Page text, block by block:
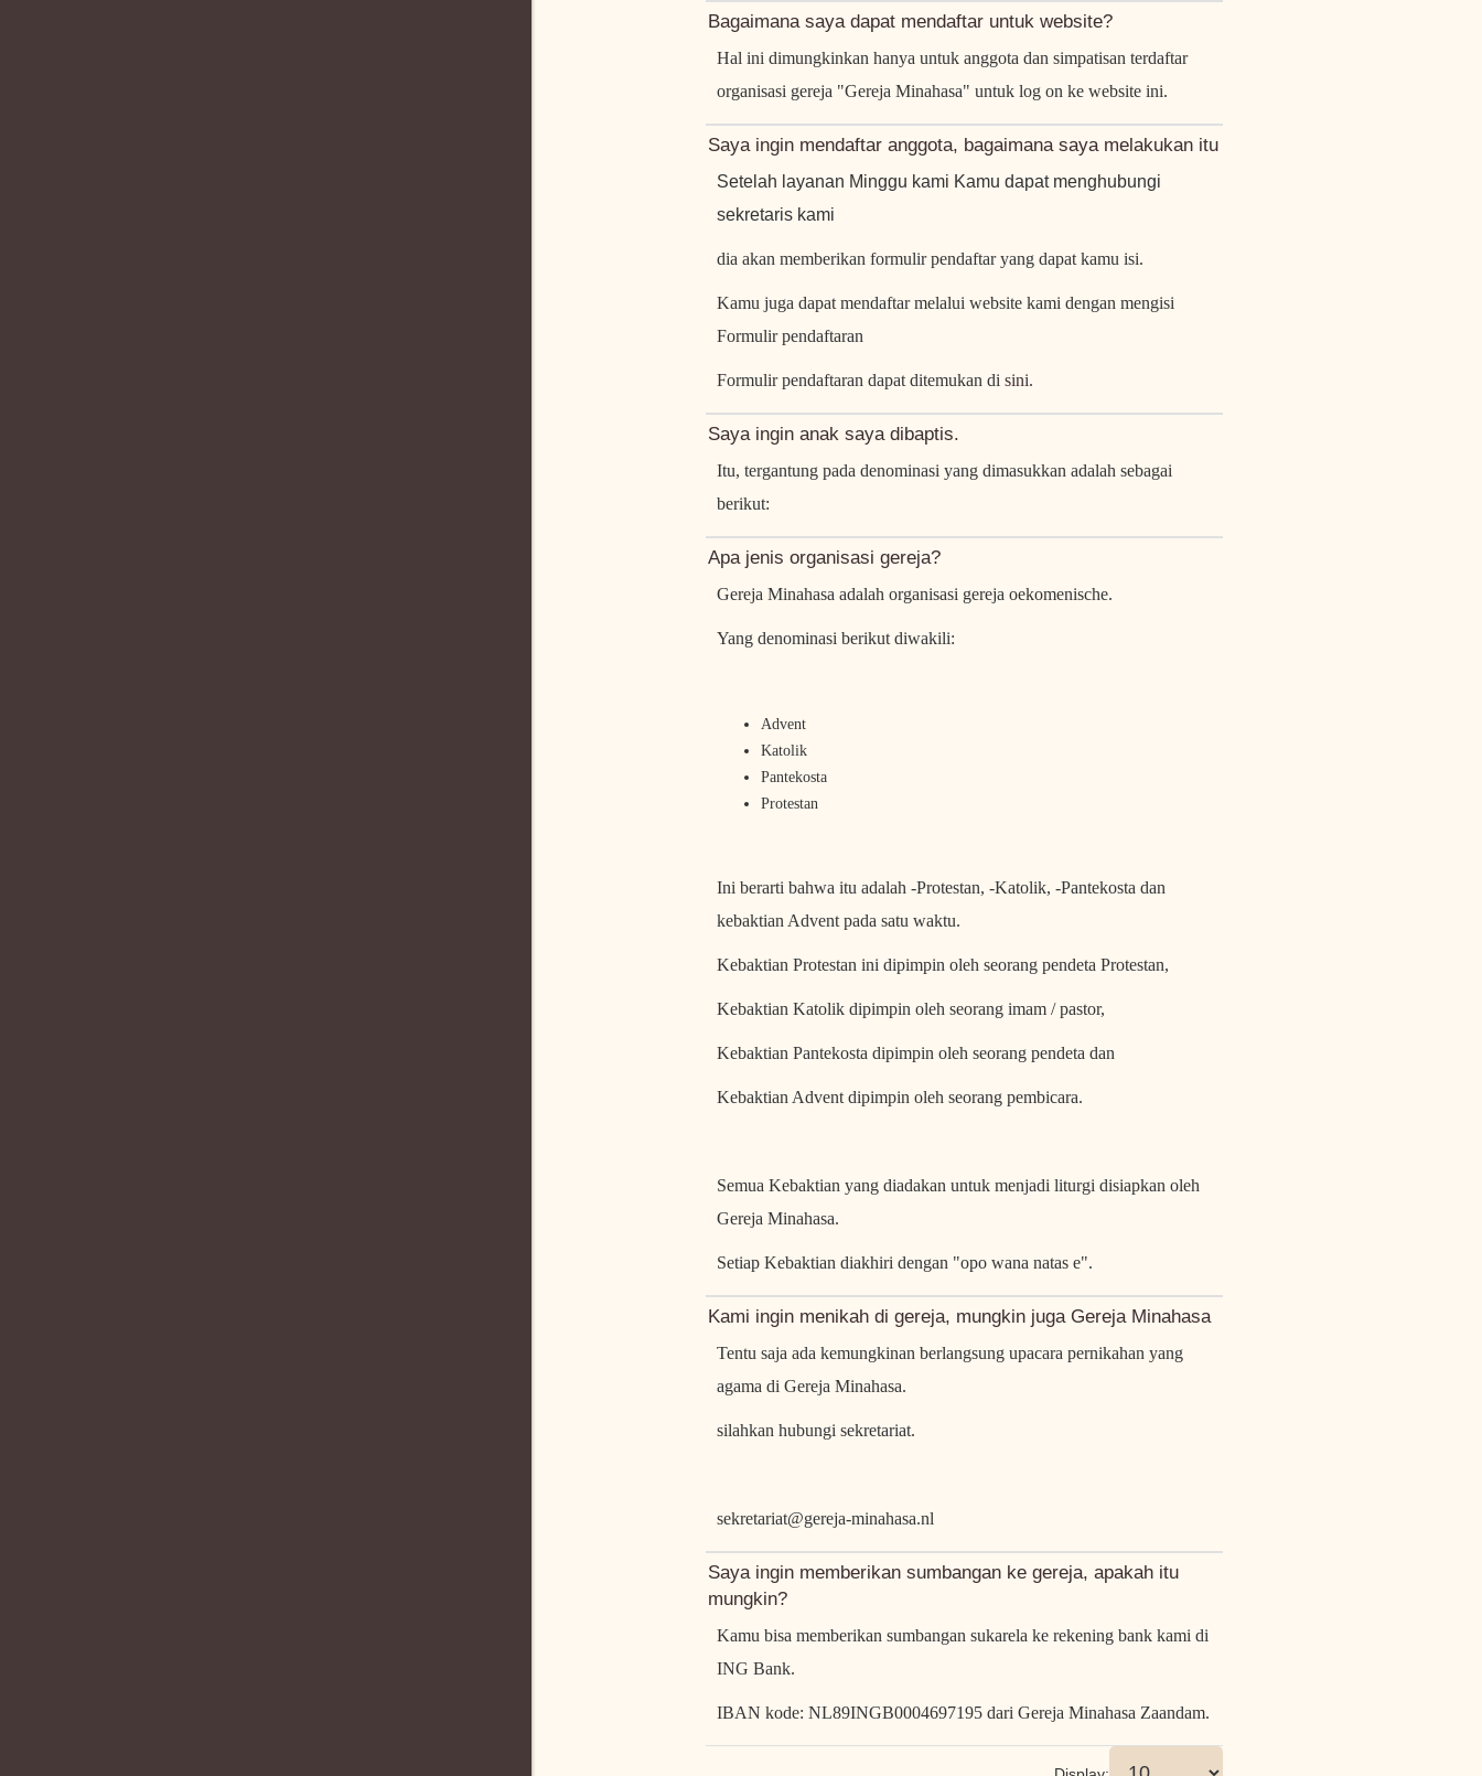
Bagaimana saya dapat mendaftar untuk website?
Hal ini dimungkinkan hanya untuk anggota dan simpatisan terdaftar
organisasi gereja "Gereja Minahasa" untuk log on ke website ini.
Saya ingin mendaftar anggota, bagaimana saya melakukan itu
Setelah layanan Minggu kami Kamu dapat menghubungi
sekretaris kami
dia akan memberikan formulir pendaftar yang dapat kamu isi.
Kamu juga dapat mendaftar melalui website kami dengan mengisi
Formulir pendaftaran
Formulir pendaftaran dapat ditemukan di sini.
Saya ingin anak saya dibaptis.
Itu, tergantung pada denominasi yang dimasukkan adalah sebagai
berikut:
Apa jenis organisasi gereja?
Gereja Minahasa adalah organisasi gereja oekomenische.
Yang denominasi berikut diwakili:
Advent
Katolik
Pantekosta
Protestan
Ini berarti bahwa itu adalah -Protestan, -Katolik, -Pantekosta dan
kebaktian Advent pada satu waktu.
Kebaktian Protestan ini dipimpin oleh seorang pendeta Protestan,
Kebaktian Katolik dipimpin oleh seorang imam / pastor,
Kebaktian Pantekosta dipimpin oleh seorang pendeta dan
Kebaktian Advent dipimpin oleh seorang pembicara.
Semua Kebaktian yang diadakan untuk menjadi liturgi disiapkan oleh
Gereja Minahasa.
Setiap Kebaktian diakhiri dengan "opo wana natas e".
Kami ingin menikah di gereja, mungkin juga Gereja Minahasa
Tentu saja ada kemungkinan berlangsung upacara pernikahan yang
agama di Gereja Minahasa.
silahkan hubungi sekretariat.
sekretariat@gereja-minahasa.nl
Saya ingin memberikan sumbangan ke gereja, apakah itu
mungkin?
Kamu bisa memberikan sumbangan sukarela ke rekening bank kami di
ING Bank.
IBAN kode: NL89INGB0004697195 dari Gereja Minahasa Zaandam.